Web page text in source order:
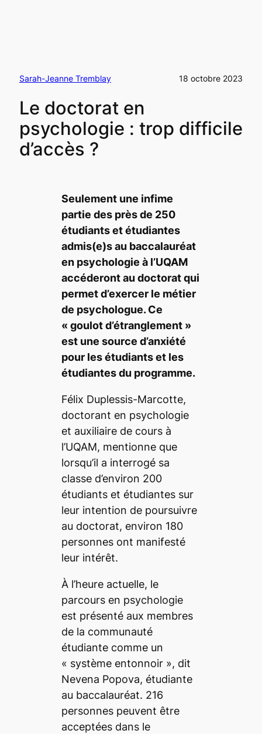
Sarah-Jeanne Tremblay 18 octobre 2023
Le doctorat en
psychologie : trop difficile
d’accès ?
Seulement une infime
partie des près de 250
étudiants et étudiantes
admis(e)s au baccalauréat
en psychologie à l’UQAM
accéderont au doctorat qui
permet d’exercer le métier
de psychologue. Ce
« goulot d’étranglement »
est une source d’anxiété
pour les étudiants et les
étudiantes du programme.
Félix Duplessis-Marcotte,
doctorant en psychologie
et auxiliaire de cours à
l’UQAM, mentionne que
lorsqu’il a interrogé sa
classe d’environ 200
étudiants et étudiantes sur
leur intention de poursuivre
au doctorat, environ 180
personnes ont manifesté
leur intérêt.
À l’heure actuelle, le
parcours en psychologie
est présenté aux membres
de la communauté
étudiante comme un
« système entonnoir », dit
Nevena Popova, étudiante
au baccalauréat. 216
personnes peuvent être
acceptées dans le